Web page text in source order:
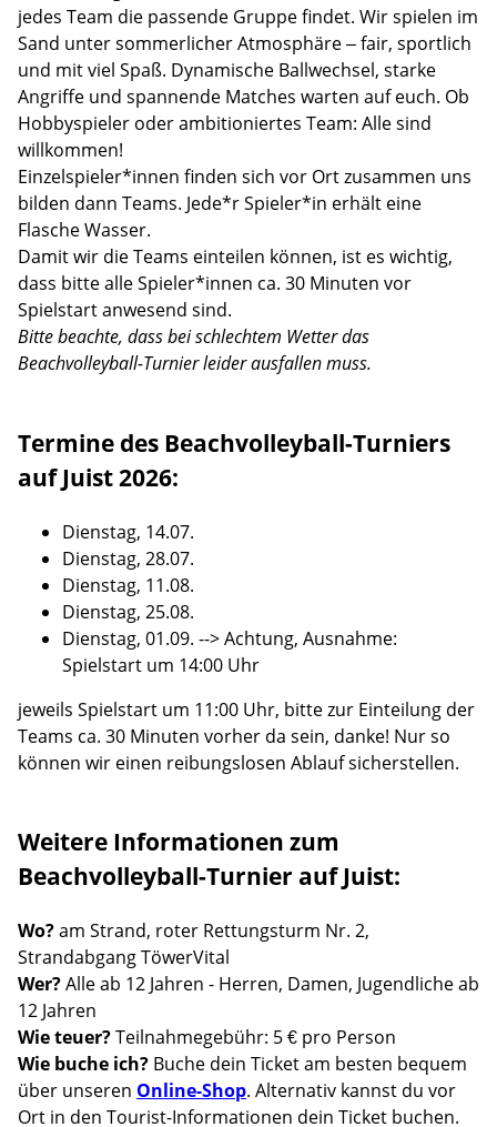
jedes Team die passende Gruppe findet. Wir spielen im
Sand unter sommerlicher Atmosphäre – fair, sportlich
und mit viel Spaß. Dynamische Ballwechsel, starke
Angriffe und spannende Matches warten auf euch. Ob
Hobbyspieler oder ambitioniertes Team: Alle sind
willkommen!
Einzelspieler*innen finden sich vor Ort zusammen uns
bilden dann Teams. Jede*r Spieler*in erhält eine
Flasche Wasser.
Damit wir die Teams einteilen können, ist es wichtig,
dass bitte alle Spieler*innen ca. 30 Minuten vor
Spielstart anwesend sind.
Bitte beachte, dass bei schlechtem Wetter das
Beachvolleyball-Turnier leider ausfallen muss.
Termine des Beachvolleyball-Turniers
auf Juist 2026:
Dienstag, 14.07.
Dienstag, 28.07.
Dienstag, 11.08.
Dienstag, 25.08.
Dienstag, 01.09. --> Achtung, Ausnahme:
Spielstart um 14:00 Uhr
jeweils Spielstart um 11:00 Uhr, bitte zur Einteilung der
Teams ca. 30 Minuten vorher da sein, danke! Nur so
können wir einen reibungslosen Ablauf sicherstellen.
Weitere Informationen zum
Beachvolleyball-Turnier auf Juist:
Wo?am Strand, roter Rettungsturm Nr. 2,
Strandabgang TöwerVital
Wer?Alle ab 12 Jahren - Herren, Damen, Jugendliche ab
12 Jahren
Wie teuer?Teilnahmegebühr: 5 € pro Person
Wie buche ich? Buche dein Ticket am besten bequem
über unseren Online-Shop. Alternativ kannst du vor
Ort in den Tourist-Informationen dein Ticket buchen.